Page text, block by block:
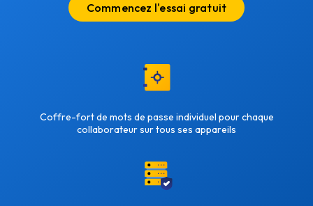
Commencez l'essai gratuit
Coffre-fort de mots de passe individuel pour chaque
collaborateur sur tous ses appareils